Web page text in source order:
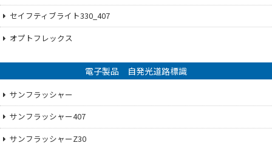
セイフティブライト330_407
オプトフレックス
電子製品 自発光道路標識
サンフラッシャー
サンフラッシャー407
サンフラッシャーZ30